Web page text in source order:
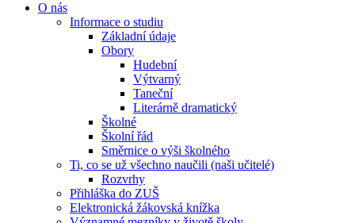
O nás
Informace o studiu
Základní údaje
Obory
Hudební
Výtvarný
Taneční
Literárně dramatický
Školné
Školní řád
Směrnice o výši školného
Ti, co se už všechno naučili (naši učitelé)
Rozvrhy
Přihláška do ZUŠ
Elektronická žákovská knížka